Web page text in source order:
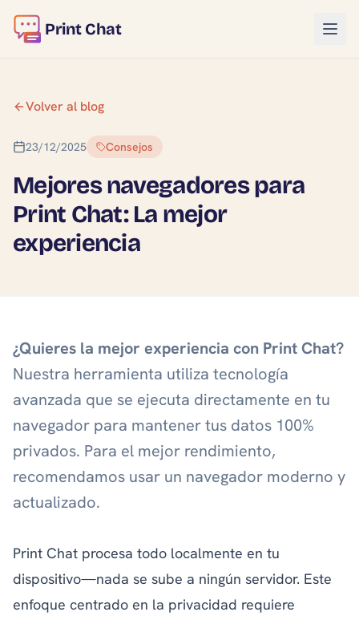
Print Chat
Volver al blog
23/12/2025 Consejos
Mejores navegadores para
Print Chat: La mejor
experiencia
¿Quieres la mejor experiencia con Print Chat?
Nuestra herramienta utiliza tecnología
avanzada que se ejecuta directamente en tu
navegador para mantener tus datos 100%
privados. Para el mejor rendimiento,
recomendamos usar un navegador moderno y
actualizado.
Print Chat procesa todo localmente en tu
dispositivo—nada se sube a ningún servidor. Este
enfoque centrado en la privacidad requiere